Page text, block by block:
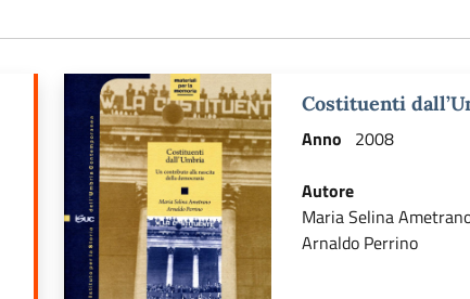
Costituenti
Anno 2008
Autore
Maria Selina
Arnaldo Perrino